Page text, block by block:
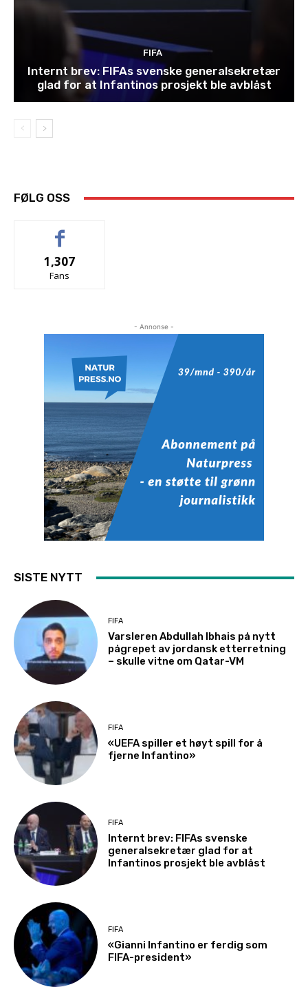
FIFA
Internt brev: FIFAs svenske generalsekretær
glad for at Infantinos prosjekt ble avblåst
FØLG OSS
1,307
Fans
- Annonse -
SISTE NYTT
FIFA
Varsleren Abdullah Ibhais på nytt
pågrepet av jordansk etterretning
– skulle vitne om Qatar-VM
FIFA
«UEFA spiller et høyt spill for å
fjerne Infantino»
FIFA
Internt brev: FIFAs svenske
generalsekretær glad for at
Infantinos prosjekt ble avblåst
FIFA
«Gianni Infantino er ferdig som
FIFA-president»